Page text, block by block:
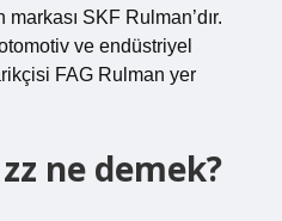
SKF Rulman’dır.
ve endüstriyel
FAG Rulman yer
ne demek?